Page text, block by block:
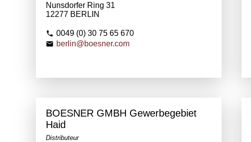
Nunsdorfer Ring 31
12277 BERLIN
0049 (0) 30 75 65 670
berlin@boesner.com
BOESNER GMBH Gewerbegebiet
Haid
Distributeur